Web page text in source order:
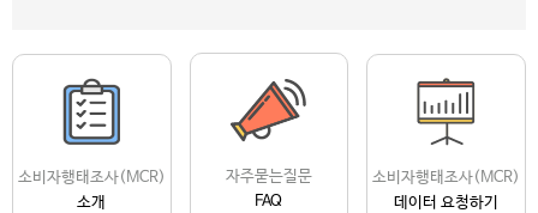
소비자행태조사(MCR)
소개
자주묻는질문
FAQ
소비자행태조사(MCR)
데이터 요청하기